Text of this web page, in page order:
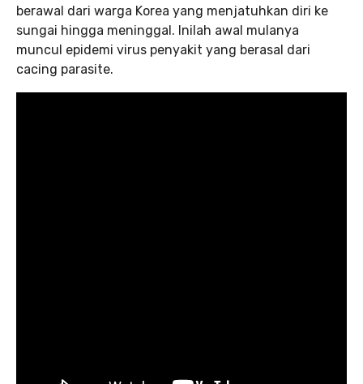
berawal dari warga Korea yang menjatuhkan diri ke
sungai hingga meninggal. Inilah awal mulanya
muncul epidemi virus penyakit yang berasal dari
cacing parasite.